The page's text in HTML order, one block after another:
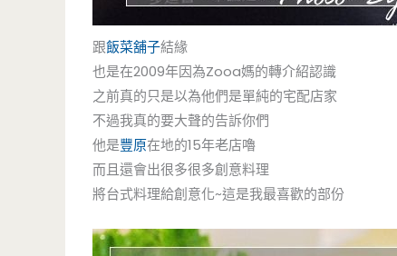
跟飯菜舖子結緣
也是在2009年因為Zooa媽的轉介紹認識
之前真的只是以為他們是單純的宅配店家
不過我真的要大聲的告訴你們
他是豐原在地的15年老店嚕
而且還會出很多很多創意料理
將台式料理給創意化~這是我最喜歡的部份